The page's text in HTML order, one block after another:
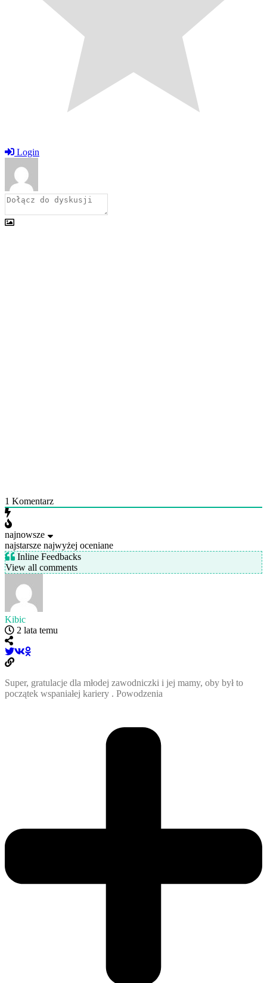
Login
1 Komentarz
najnowsze
najstarsze najwyżej oceniane
Inline Feedbacks
View all comments
Kibic
2 lata temu
Super, gratulacje dla młodej zawodniczki i jej mamy, oby był to
początek wspaniałej kariery . Powodzenia